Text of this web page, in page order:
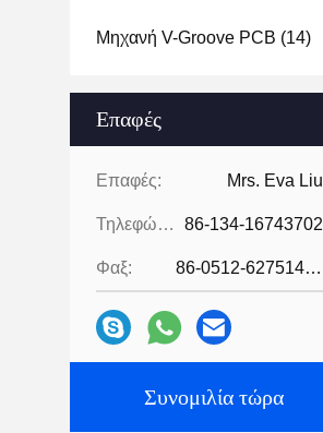
Μηχανή V-Groove PCB (14)
Επαφές
Επαφές: Mrs. Eva Liu
Τηλεφώνημα: 86-134-16743702
Φαξ: 86-0512-62751429
Συνομιλία τώρα